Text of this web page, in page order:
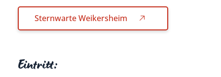
Sternwarte Weikersheim
Eintritt: